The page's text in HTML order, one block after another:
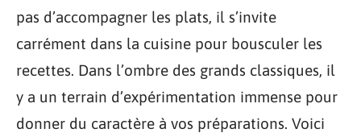
pas d’accompagner les plats, il s’invite
carrément dans la cuisine pour bousculer les
recettes. Dans l’ombre des grands classiques, il
y a un terrain d’expérimentation immense pour
donner du caractère à vos préparations. Voici